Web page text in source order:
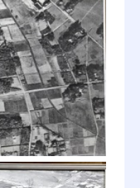
日
制改革により高
市立高等学校と
、学制改革によ
浦和市立女子高